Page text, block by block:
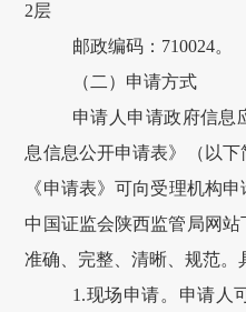
2层
邮政编码： 710024。
（二）申请方式
申请人申请政府信息
息信息公开申请表》（以下
《申请表》可向受理机构申
中国证监会陕西监管局网
准确、完整、清晰、规范。
1.现场申请。申请人